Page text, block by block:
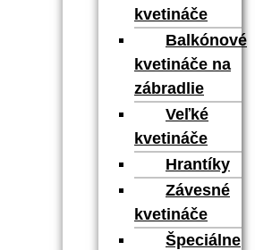
kvetináče
Balkónové
kvetináče na
zábradlie
Veľké
kvetináče
Hrantíky
Závesné
kvetináče
Špeciálne